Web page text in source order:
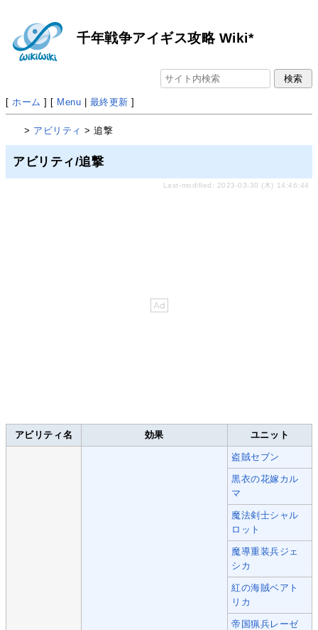
千年戦争アイギス攻略 Wiki*
[ ホーム ] [ Menu | 最終更新 ]
> アビリティ > 追撃
アビリティ/追撃
Last-modified: 2023-03-30 (木) 14:46:44
アビリティ名 効果 ユニット
盗賊セブン
黒衣の花嫁カル
マ
魔法剣士シャル
ロット
魔導重装兵ジェ
シカ
紅の海賊ベアト
リカ
帝国猟兵レーゼ